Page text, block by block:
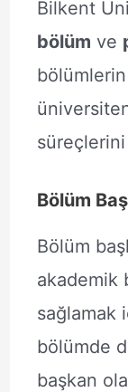
Bilkent
bölüm ve
Bölüm
Bölüm
akademik
sağlamak
bölümde
başkan